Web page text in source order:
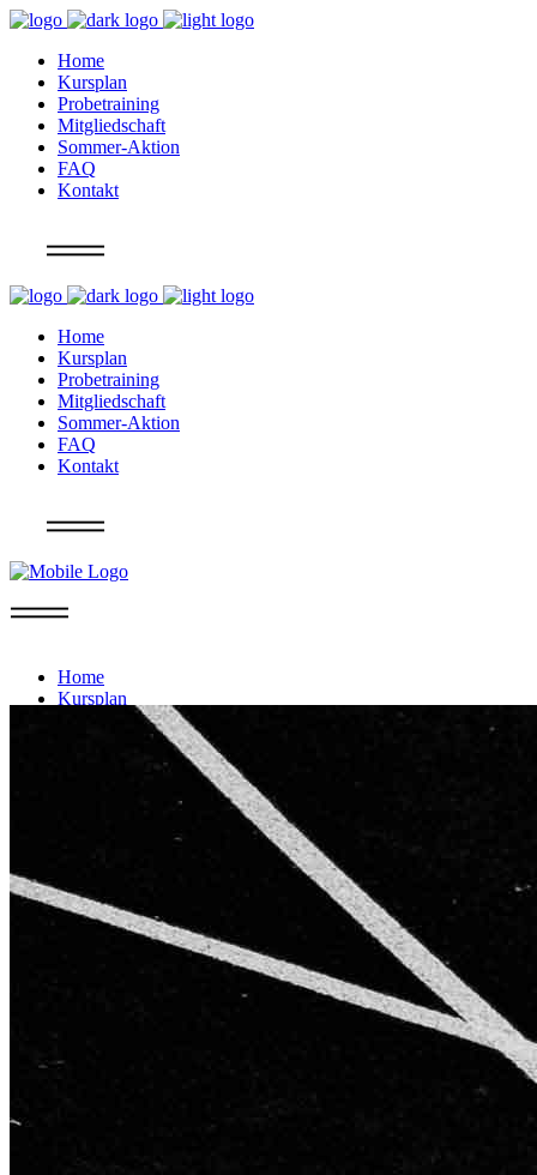
Home
Kursplan
Probetraining
Mitgliedschaft
Sommer-Aktion
FAQ
Kontakt
Home
Kursplan
Probetraining
Mitgliedschaft
Sommer-Aktion
FAQ
Kontakt
Home
Kursplan
Probetraining
Mitgliedschaft
Sommer-Aktion